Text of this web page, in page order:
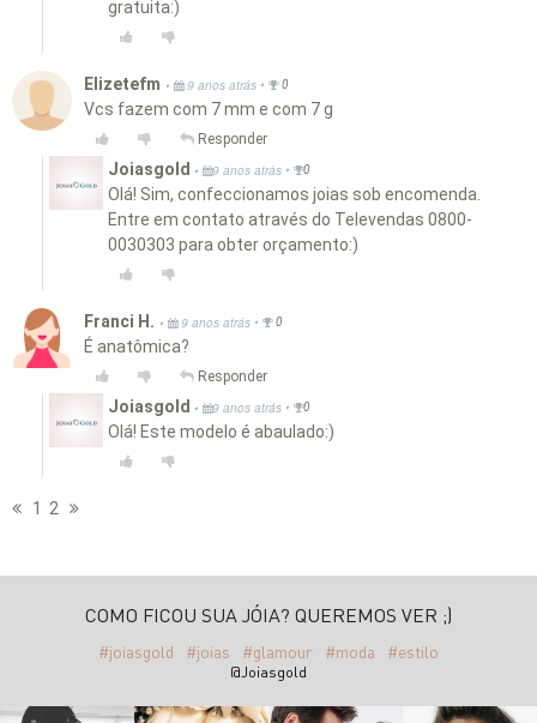
gratuita:)
Elizetefm • 9 anos atrás • 0
Vcs fazem com 7 mm e com 7 g
Responder
Joiasgold • 9 anos atrás • 0
Olá! Sim, confeccionamos joias sob encomenda.
Entre em contato através do Televendas 0800-
0030303 para obter orçamento:)
Franci H. • 9 anos atrás • 0
É anatômica?
Responder
Joiasgold • 9 anos atrás • 0
Olá! Este modelo é abaulado:)
1 2
COMO FICOU SUA JÓIA? QUEREMOS VER ;)
#joiasgold #joias #glamour #moda #estilo
@Joiasgold